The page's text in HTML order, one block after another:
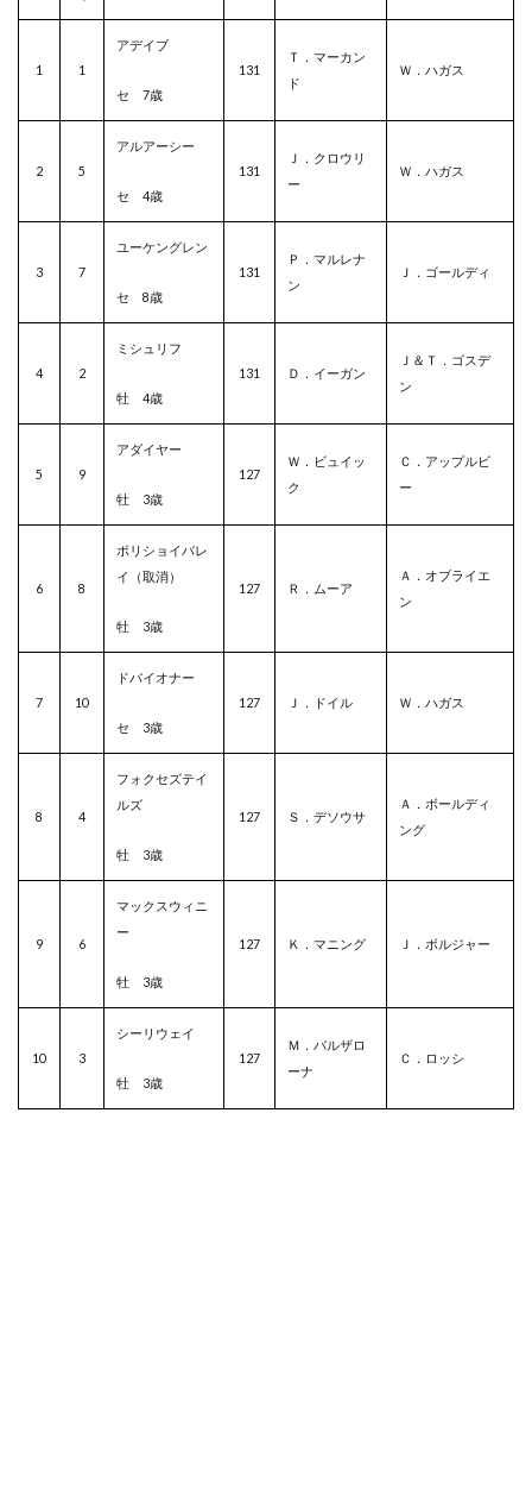
1 1
アデイブ
セ 7歳
131
Ｔ．マーカン
ド
Ｗ．ハガス
2 5
アルアーシー
セ 4歳
131
Ｊ．クロウリ
ー
Ｗ．ハガス
3 7
ユーケングレン
セ 8歳
131
Ｐ．マルレナ
ン
Ｊ．ゴールディ
4 2
ミシュリフ
牡 4歳
131 Ｄ．イーガン
Ｊ＆Ｔ．ゴスデ
ン
5 9
アダイヤー
牡 3歳
127
Ｗ．ビュイッ
ク
Ｃ．アップルビ
ー
6 8
ボリショイバレ
イ（取消）
牡 3歳
127 Ｒ．ムーア
Ａ．オブライエ
ン
7 10
ドバイオナー
セ 3歳
127 Ｊ．ドイル Ｗ．ハガス
8 4
フォクセズテイ
ルズ
牡 3歳
127 Ｓ．デソウサ
Ａ．ボールディ
ング
9 6
マックスウィニ
ー
牡 3歳
127 Ｋ．マニング Ｊ．ボルジャー
10 3
シーリウェイ
牡 3歳
127
Ｍ．バルザロ
ーナ
Ｃ．ロッシ